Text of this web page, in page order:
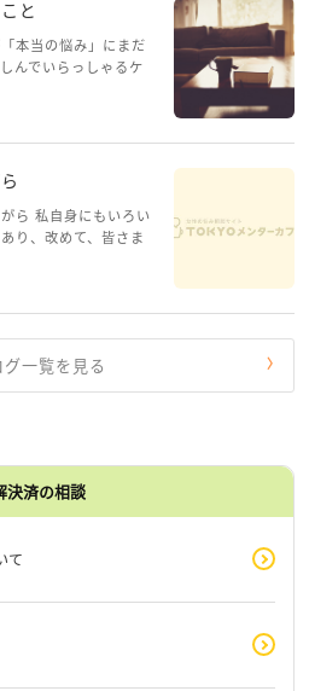
と
本当の悩み」にまだ
んでいらっしゃるケ
心の深いところ（深
違う角度から解決の
ら 私自身にもいろい
り、改めて、皆さま
もがいてる。わたし
されるような日々で
グ一覧を見る
決済の相談
て